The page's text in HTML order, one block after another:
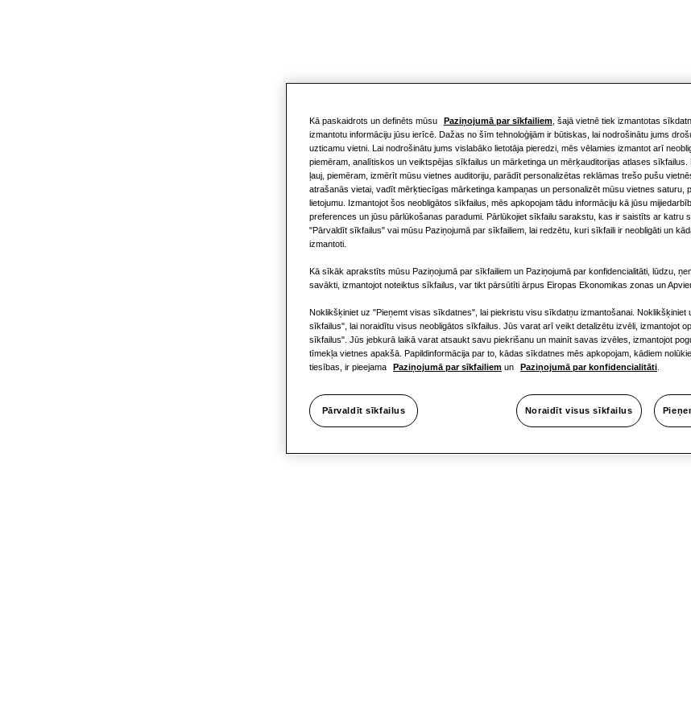
Kā paskaidrots un definēts mūsu Paziņojumā par sīkfailiem , šajā vietnē tiek izmantotas
izmantotu informāciju jūsu ierīcē. Dažas no šīm tehnoloģijām ir būtiskas, lai nodrošinātu jums
uzticamu vietni. Lai nodrošinātu jums vislabāko lietotāja pieredzi, mēs vēlamies izmantot arī
piemēram, analītiskos un veiktspējas sīkfailus un mārketinga un mērķauditorijas atlases sīkfailus.
ļauj, piemēram, izmērīt mūsu vietnes auditoriju, parādīt personalizētas reklāmas trešo pušu
atrašanās vietai, vadīt mērķtiecīgas mārketinga kampaņas un personalizēt mūsu vietnes saturu,
lietojumu. Izmantojot šos neobligātos sīkfailus, mēs apkopojam tādu informāciju kā jūsu
preferences un jūsu pārlūkošanas paradumi. Pārlūkojiet sīkfailu sarakstu, kas ir saistīts ar katru
"Pārvaldīt sīkfailus" vai mūsu Paziņojumā par sīkfailiem, lai redzētu, kuri sīkfaili ir neobligāti un
izmantoti.
Kā sīkāk aprakstīts mūsu Paziņojumā par sīkfailiem un Paziņojumā par konfidencialitāti, lūdzu,
savākti, izmantojot noteiktus sīkfailus, var tikt pārsūtīti ārpus Eiropas Ekonomikas zonas un
Noklikšķiniet uz "Pieņemt visas sīkdatnes", lai piekristu visu sīkdatņu izmantošanai. Noklikšķiniet
sīkfailus", lai noraidītu visus neobligātos sīkfailus. Jūs varat arī veikt detalizētu izvēli, izmantojot
sīkfailus". Jūs jebkurā laikā varat atsaukt savu piekrišanu un mainīt savas izvēles, izmantojot
tīmekļa vietnes apakšā. Papildinformācija par to, kādas sīkdatnes mēs apkopojam, kādiem
tiesības, ir pieejama
Paziņojumā par sīkfailiem un Paziņojumā par konfidencialitāti
Pārvaldīt sīkfailus Noraidīt visus sīkfailus